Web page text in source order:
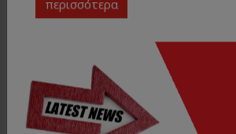
περισσότερα